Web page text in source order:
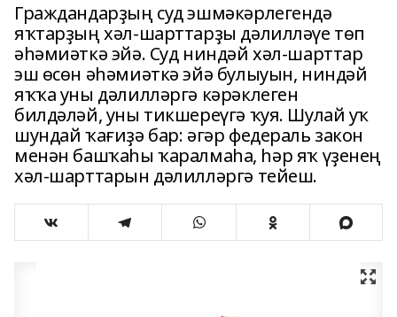
Граждандарҙың суд эшмәкәрлегендә
яҡтарҙың хәл-шарттарҙы дәлилләүе төп
әһәмиәткә эйә. Суд ниндәй хәл-шарттар
эш өсөн әһәмиәткә эйә булыуын, ниндәй
яҡҡа уны дәлилләргә кәрәклеген
билдәләй, уны тикшереүгә ҡуя. Шулай уҡ
шундай ҡағиҙә бар: әгәр федераль закон
менән башҡаһы ҡаралмаһа, һәр яҡ үҙенең
хәл-шарттарын дәлилләргә тейеш.